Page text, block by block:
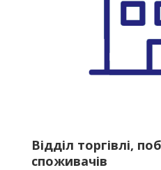
Відділ торгівлі,
споживачів